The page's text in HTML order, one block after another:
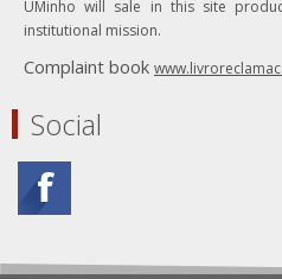
UMinho will sale in this site
institutional mission.
Complaint book
Social